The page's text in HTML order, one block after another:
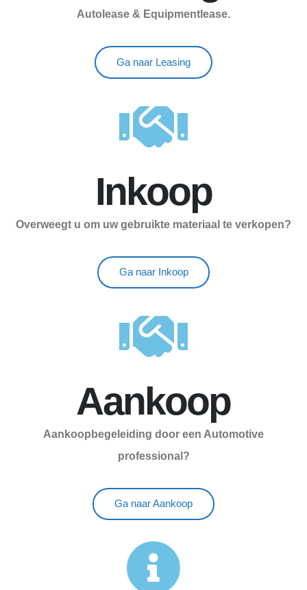
Autolease & Equipmentlease.
Ga naar Leasing
Inkoop
Overweegt u om uw gebruikte materiaal te verkopen?
Ga naar Inkoop
Aankoop
Aankoopbegeleiding door een Automotive
professional?
Ga naar Aankoop